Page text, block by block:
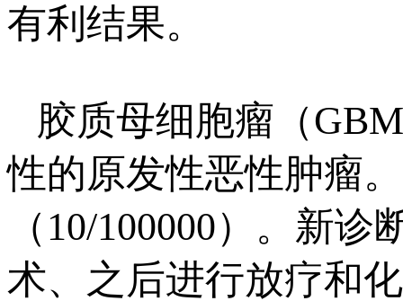
有利结果。
胶质母细胞瘤（
性的原发性恶性肿瘤
（10/100000）。新
术、之后进行放疗和